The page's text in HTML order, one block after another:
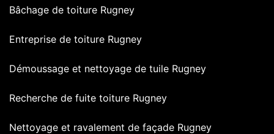
Bâchage de toiture Rugney
Entreprise de toiture Rugney
Démoussage et nettoyage de tuile Rugney
Recherche de fuite toiture Rugney
Nettoyage et ravalement de façade Rugney